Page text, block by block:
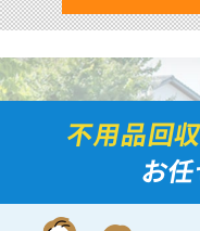
不用品回
お